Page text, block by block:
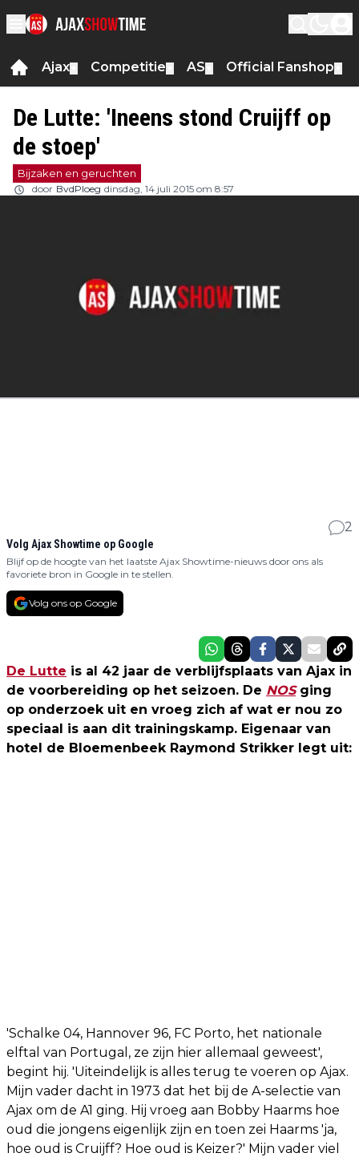
Ajax Competitie AS Official Fanshop
De Lutte: 'Ineens stond Cruijff op
de stoep'
Bijzaken en geruchten
door BvdPloeg dinsdag, 14 juli 2015 om 8:57
2
Volg Ajax Showtime op Google
Blijf op de hoogte van het laatste Ajax Showtime-nieuws door ons als
favoriete bron in Google in te stellen.
Volg ons op Google
De Lutte is al 42 jaar de verblijfsplaats van Ajax in
de voorbereiding op het seizoen. De NOSging
op onderzoek uit en vroeg zich af wat er nou zo
speciaal is aan dit trainingskamp. Eigenaar van
hotel de Bloemenbeek Raymond Strikker legt uit:
'Schalke 04, Hannover 96, FC Porto, het nationale
elftal van Portugal, ze zijn hier allemaal geweest',
begint hij. 'Uiteindelijk is alles terug te voeren op Ajax.
Mijn vader dacht in 1973 dat het bij de A-selectie van
Ajax om de A1 ging. Hij vroeg aan Bobby Haarms hoe
oud die jongens eigenlijk zijn en toen zei Haarms 'ja,
hoe oud is Cruijff? Hoe oud is Keizer?' Mijn vader viel